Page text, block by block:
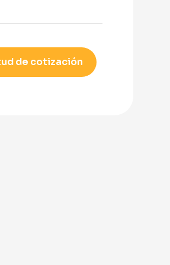
de cotización